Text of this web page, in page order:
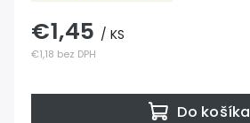
€1,18 bez DPH
€1,45 / KS
Do košíka